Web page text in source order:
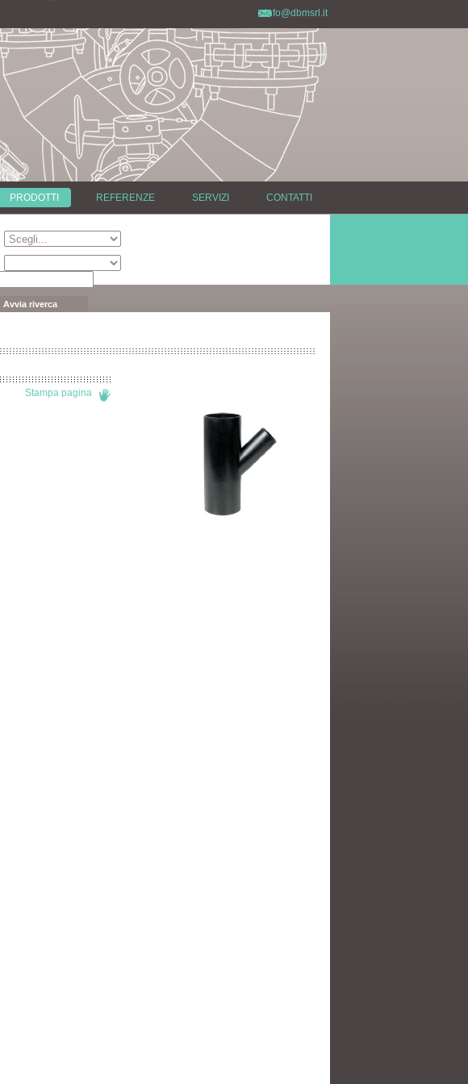
info@dbmsrl.it
PRODOTTI REFERENZE SERVIZI CONTATTI
Avvia riverca
Stampa pagina